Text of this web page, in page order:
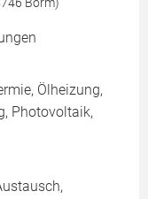
Börm)
Ölheizung,
Photovoltaik,